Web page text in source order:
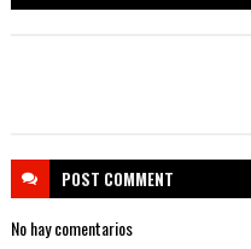
POST COMMENT
No hay comentarios